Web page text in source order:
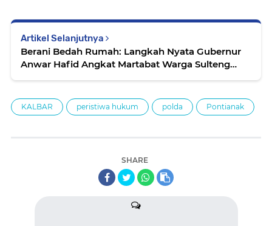
Artikel Selanjutnya
Berani Bedah Rumah: Langkah Nyata Gubernur
Anwar Hafid Angkat Martabat Warga Sulteng
KALBAR peristiwa hukum polda Pontianak
SHARE